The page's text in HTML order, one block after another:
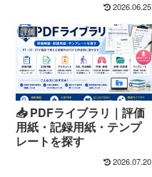
2026.06.25
評価
📥 PDFライブラリ｜評価
用紙・記録用紙・テンプ
レートを探す
2026.07.20